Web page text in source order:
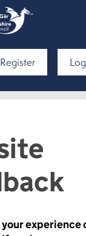
Register